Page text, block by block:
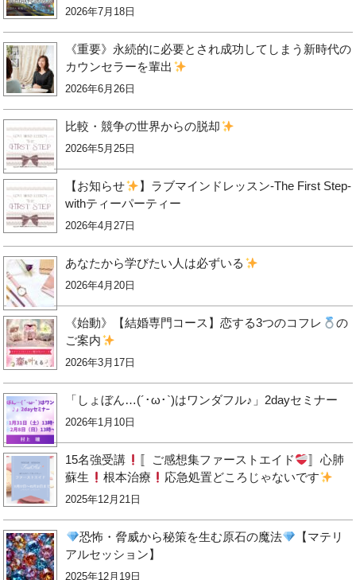
2026年7月18日
《重要》永続的に必要とされ成功してしまう新時代の
カウンセラーを輩出
2026年6月26日
比較・競争の世界からの脱却
2026年5月25日
【お知らせ
】ラブマインドレッスン-The First Step-
withティーパーティー
2026年4月27日
あなたから学びたい人は必ずいる
2026年4月20日
《始動》【結婚専門コース】恋する3つのコフレ
の
ご案内
2026年3月17日
「しょぼん…(´･ω･`)はワンダフル♪」2dayセミナー
2026年1月10日
15名強受講 〚ご感想集ファーストエイド
〛心肺
蘇生
根本治療 応急処置どころじゃないです
2025年12月21日
恐怖・脅威から秘策を生む原石の魔法
【マテリ
アルセッション】
2025年12月19日